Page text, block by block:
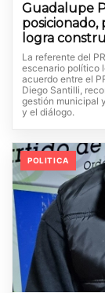
Guadalupe
posicionado,
logra
La referente del
escenario político
acuerdo entre el
Diego Santilli,
gestión municipal
y el diálogo.
POLITICA